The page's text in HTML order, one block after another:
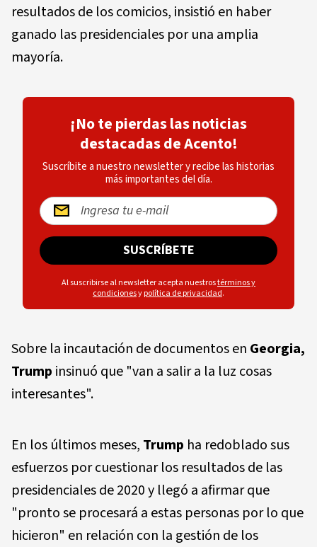
resultados de los comicios, insistió en haber
ganado las presidenciales por una amplia
mayoría.
¡No te pierdas las noticias
destacadas de Acento!
Suscríbite a nuestro newsletter y recibe las historias
más importantes del día.
SUSCRÍBETE
Al suscribirse al newsletter acepta nuestrostérminos y
condicionesypolítica de privacidad.
Sobre la incautación de documentos en Georgia,
Trump insinuó que "van a salir a la luz cosas
interesantes".
En los últimos meses, Trump ha redoblado sus
esfuerzos por cuestionar los resultados de las
presidenciales de 2020 y llegó a afirmar que
"pronto se procesará a estas personas por lo que
hicieron" en relación con la gestión de los